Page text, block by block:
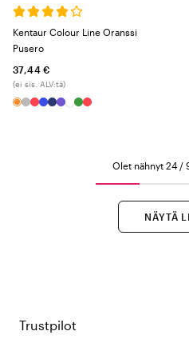
Kentaur Colour Line Oranssi
Pusero
37,44 €
(ei sis. ALV:tä)
Olet nähnyt 24 /
NÄYTÄ
Trustpilot